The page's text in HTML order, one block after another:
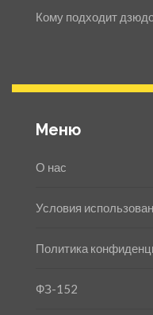
Кому подходит
Меню
О нас
Условия
Политика
ФЗ-152